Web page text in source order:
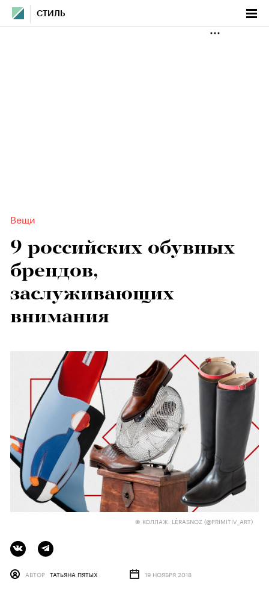
СТИЛЬ
Вещи
9 российских обувных
брендов,
заслуживающих
внимания
© КОЛЛАЖ: LÈRASNOZ (@PRIMITIV_ART)
АВТОР ТАТЬЯНА ПЯТЫХ 19 НОЯБРЯ 2018